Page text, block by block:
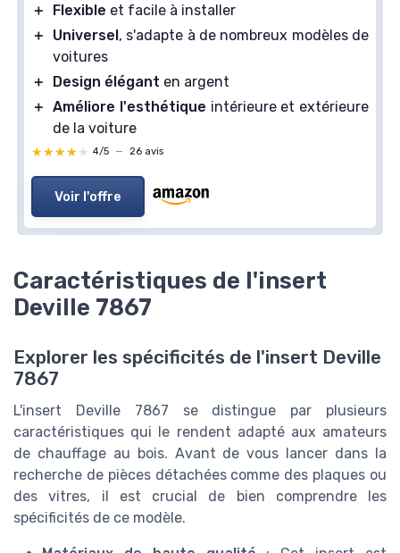
＋ Flexible et facile à installer
＋
Universel, s'adapte à de nombreux modèles de
voitures
＋
Design élégant en argent
＋ Améliore l'esthétique intérieure et extérieure
de la voiture
★★★★★
★★★★★ 4/5 — 26 avis
Voir l'offre
Caractéristiques de l'insert
Deville 7867
Explorer les spécificités de l'insert Deville
7867
L'insert Deville 7867 se distingue par plusieurs
caractéristiques qui le rendent adapté aux amateurs
de chauffage au bois. Avant de vous lancer dans la
recherche de pièces détachées comme des plaques ou
des vitres, il est crucial de bien comprendre les
spécificités de ce modèle.